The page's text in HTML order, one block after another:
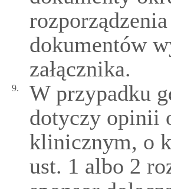
dokumentów
załącznika.
9.
W przypadku
dotyczy opinii
klinicznym, o
ust. 1 albo 2